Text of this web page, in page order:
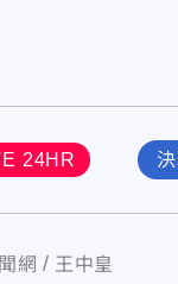
24HR
網 王中皇